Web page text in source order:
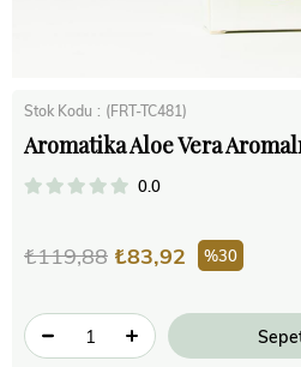
Stok Kodu (FRT-TC481)
Aromatika Aloe Vera
0.0
₺119,88 ₺83,92 30